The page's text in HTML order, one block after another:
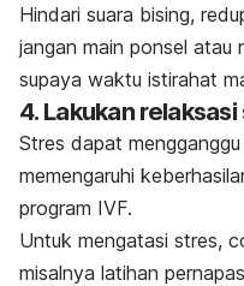
Hindari suara bising,
jangan main ponsel atau
supaya waktu istirahat
4. Lakukan
Stres dapat
memengaruhi
program IVF.
Untuk mengatasi stres,
misalnya latihan